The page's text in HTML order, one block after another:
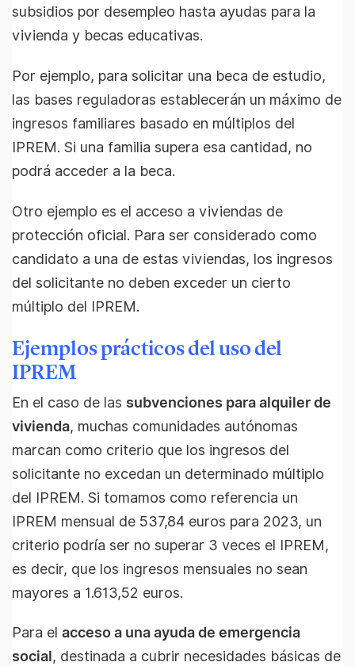
subsidios por desempleo hasta ayudas para la
vivienda y becas educativas.
Por ejemplo, para solicitar una beca de estudio,
las bases reguladoras establecerán un máximo de
ingresos familiares basado en múltiplos del
IPREM. Si una familia supera esa cantidad, no
podrá acceder a la beca.
Otro ejemplo es el acceso a viviendas de
protección oficial. Para ser considerado como
candidato a una de estas viviendas, los ingresos
del solicitante no deben exceder un cierto
múltiplo del IPREM.
Ejemplos prácticos del uso del
IPREM
En el caso de las subvenciones para alquiler de
vivienda, muchas comunidades autónomas
marcan como criterio que los ingresos del
solicitante no excedan un determinado múltiplo
del IPREM. Si tomamos como referencia un
IPREM mensual de 537,84 euros para 2023, un
criterio podría ser no superar 3 veces el IPREM,
es decir, que los ingresos mensuales no sean
mayores a 1.613,52 euros.
Para el acceso a una ayuda de emergencia
social, destinada a cubrir necesidades básicas de